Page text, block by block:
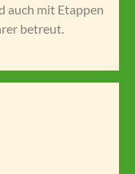
auch mit Etappen
betreut.